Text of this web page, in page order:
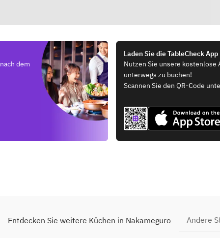
dem
Laden Sie die TableCheck
Nutzen Sie unsere kostenlose
unterwegs zu buchen!
Scannen Sie den QR-Code
Entdecken Sie weitere Küchen in Nakameguro Andere